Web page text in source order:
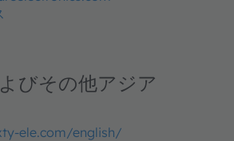
びその他アジア
ele.com/english/